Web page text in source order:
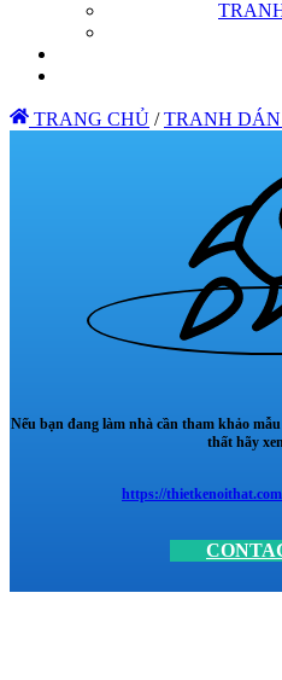
TRANG CHỦ / TRANH
Nếu bạn đang làm nhà cần tham khảo
thất hãy
https://